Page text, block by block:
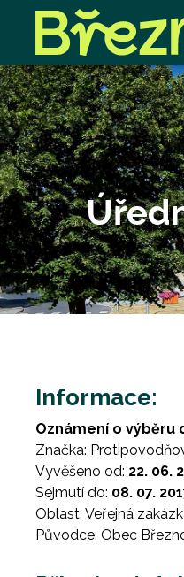
Informace:
Oznámení o výběru
Značka:
Vyvěšeno od: 22. 06.
Sejmutí do: 08. 07.
Oblast: Veřejná
Původce: Obec